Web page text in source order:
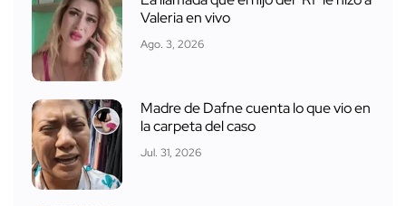
Valeria en vivo
Ago. 3, 2026
Madre de Dafne cuenta lo que vio en
la carpeta del caso
Jul. 31, 2026